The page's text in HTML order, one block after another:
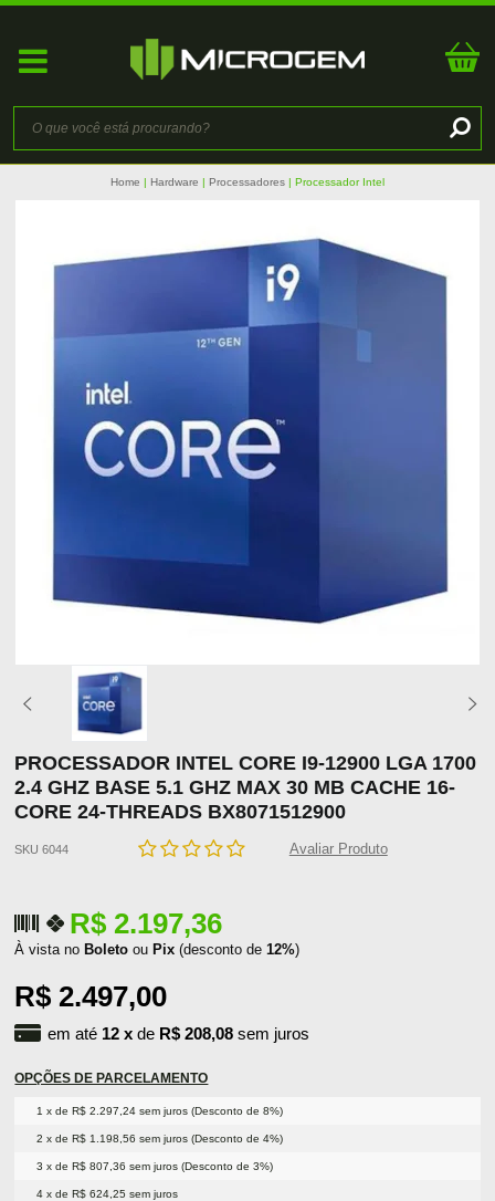
Home Hardware Processadores Processador Intel
PROCESSADOR INTEL CORE I9-12900 LGA 1700
2.4 GHZ BASE 5.1 GHZ MAX 30 MB CACHE 16-
CORE 24-THREADS BX8071512900
SKU 6044 Avaliar Produto
R$ 2.197,36
À vista noBoleto ouPix (desconto de 12%)
R$ 2.497,00
em até 12 x de R$ 208,08 sem juros
OPÇÕES DE PARCELAMENTO
1 x de R$ 2.297,24 sem juros (Desconto de 8%)
2 x de R$ 1.198,56 sem juros (Desconto de 4%)
3 x de R$ 807,36 sem juros (Desconto de 3%)
4 x de R$ 624,25 sem juros